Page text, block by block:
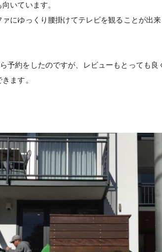
いています。
にゆっくり腰掛けてテレビを観ることが出来
予約をしたのですが、レビューもとっても良
ます。